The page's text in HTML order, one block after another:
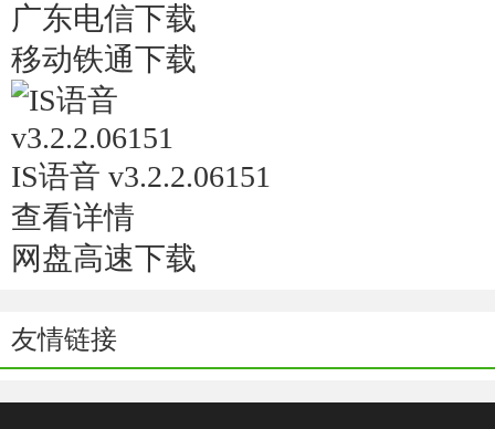
广东电信下载
移动铁通下载
IS语音 v3.2.2.06151
查看详情
网盘高速下载
友情链接